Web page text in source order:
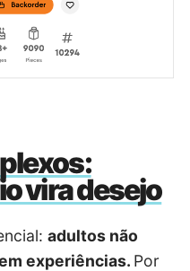
vira desejo
adultos não
experiências. Por